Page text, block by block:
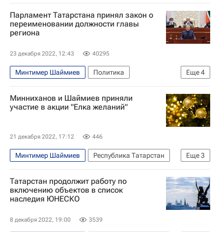
Муртаза Рахимов
Владимир Путин
Уфа
Рустам Минниханов
Республика Башкортостан
Парламент Татарстана принял закон о
переименовании должности главы
региона
23 декабря 2022, 12:43 40295
Еще4
Минтимер Шаймиев
Политика
Рустам Минниханов
Россия
Республика Татарстан (Татарстан)
Минниханов и Шаймиев приняли
участие в акции "Елка желаний"
21 декабря 2022, 17:12 446
Еще3
Минтимер Шаймиев
Республика Татарстан
Рустам Минниханов
Казань
Республика Татарстан (Татарстан)
Татарстан продолжит работу по
включению объектов в список
наследия ЮНЕСКО
8 декабря 2022, 19:00 3539